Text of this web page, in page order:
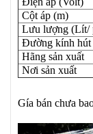
Cột áp (m)
Lưu lượng (Lít/
Đường kính hút
Hãng sản xuất
Nơi sản xuất
Gía bán chưa